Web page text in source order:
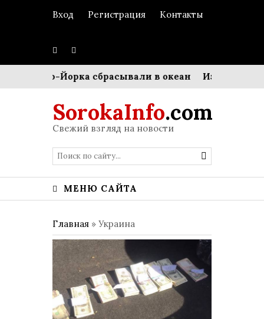
Вход Регистрация Контакты
Нью-Йорка сбрасывали в океан Изменение
SorokaInfo.com
Свежий взгляд на новости
МЕНЮ САЙТА
Главная » Украина